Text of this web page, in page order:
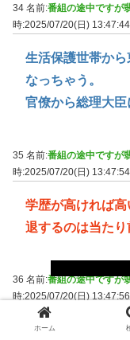
34 名前:番組の途中ですが
時:2025/07/20(日)
生活保護世帯から
なっちゃう。
官僚から総理大
35 名前:番組の途中ですが
時:2025/07/20(日)
学歴が高ければ
退するのは当た
36 名前:番組の途中ですが
時:2025/07/20(日)
公立中と私立中
ホーム